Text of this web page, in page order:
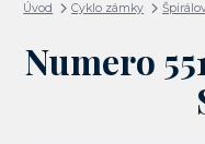
Úvod Cyklo zámky
Numero